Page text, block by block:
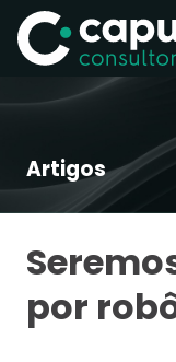
Artigos
por